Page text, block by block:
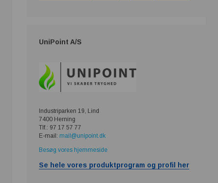
UniPoint A/S
Industriparken 19, Lind
7400 Herning
Tlf.: 97 17 57 77
E-mail: mail@unipoint.dk
Besøg vores hjemmeside
Se hele vores produktprogram og profil her